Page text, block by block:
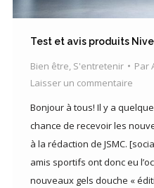
Test et avis produits
Bien être, S'entretenir Par
Laisser un commentaire
Bonjour à tous! Il y a
chance de recevoir les
à la rédaction de JSMC.
amis sportifs ont donc eu
nouveaux gels douche «